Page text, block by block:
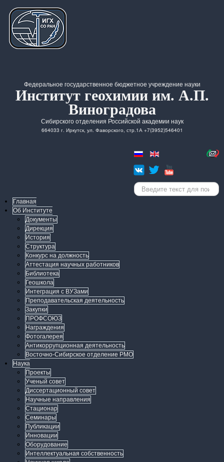
Федеральное государственное бюджетное учреждение науки
Институт геохимии им. А.П.
Виноградова
Сибирского отделения Российской академии наук
664033 г. Иркутск, ул. Фаворского, стр.1А +7(3952)546401
Искать...
Главная
Об Институте
Документы
Дирекция
История
Структура
Конкурс на должность
Аттестация научных работников
Библиотека
Геошкола
Интеграция с ВУЗами
Преподавательская деятельность
Закупки
ПРОФСОЮЗ
Награждения
Фотогалерея
Антикоррупционная деятельность
Восточно-Сибирское отделение РМО
Наука
Проекты
Ученый совет
Диссертационный совет
Научные направления
Стационар
Семинары
Публикации
Инновации
Оборудование
Интеллектуальная собственность